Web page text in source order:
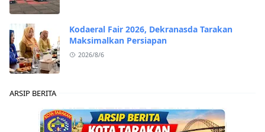
Kodaeral Fair 2026, Dekranasda Tarakan
Maksimalkan Persiapan
2026/8/6
ARSIP BERITA